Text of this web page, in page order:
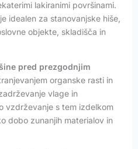
lakiranimi površinami.
idealen za stanovanjske hiše,
objekte, skladišča in
pred prezgodnjim
organske rasti in
vlage in
vzdrževanje s tem izdelkom
dobo zunanjih materialov in